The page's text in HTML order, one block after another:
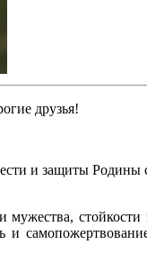
друзья!
и защиты